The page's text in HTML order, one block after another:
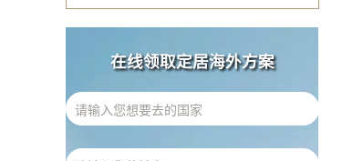
在线领取定居海外方案